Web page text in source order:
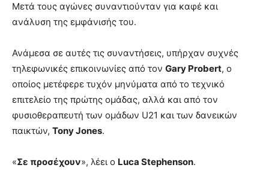
Μετά τους αγώνες συναντιούνταν για καφέ και
ανάλυση της εμφάνισής του.
Ανάμεσα σε αυτές τις συναντήσεις, υπήρχαν συχνές
τηλεφωνικές επικοινωνίες από τον Gary Probert, ο
οποίος μετέφερε τυχόν μηνύματα από το τεχνικό
επιτελείο της πρώτης ομάδας, αλλά και από τον
φυσιοθεραπευτή των ομάδων U21 και των δανεικών
παικτών, Tony Jones.
«Σε προσέχουν», λέει ο Luca Stephenson.